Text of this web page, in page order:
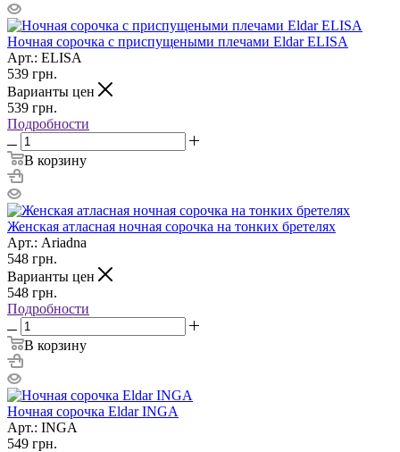
Ночная сорочка с приспущеными плечами Eldar ELISA
Арт.: ELISA
539 грн.
Варианты цен
539 грн.
Подробности
В корзину
Женская атласная ночная сорочка на тонких бретелях
Арт.: Ariadna
548 грн.
Варианты цен
548 грн.
Подробности
В корзину
Ночная сорочка Eldar INGA
Арт.: INGA
549 грн.